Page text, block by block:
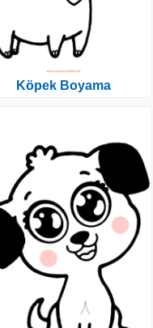
Köpek Boyama